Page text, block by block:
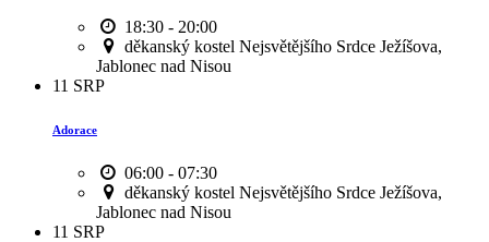
18:30 - 20:00
děkanský kostel Nejsvětějšího Srdce Ježíšova,
Jablonec nad Nisou
11 SRP
Adorace
06:00 - 07:30
děkanský kostel Nejsvětějšího Srdce Ježíšova,
Jablonec nad Nisou
11 SRP